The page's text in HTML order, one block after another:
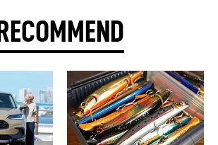
RECOMMEND